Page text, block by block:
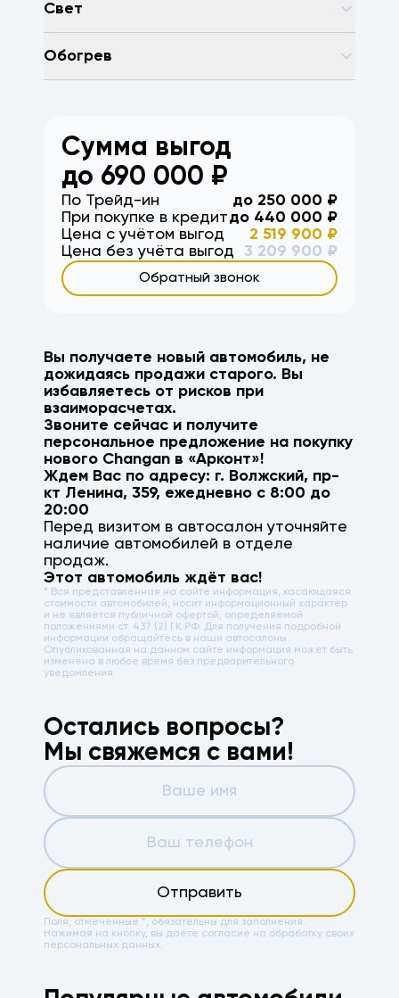
Свет
Обогрев
Сумма выгод
до 690 000 ₽
По Трейд-ин до 250 000 ₽
При покупке в кредитдо 440 000 ₽
Цена с учётом выгод
2 519 900 ₽
Цена без учёта выгод
3 209 900 ₽
Обратный звонок
Вы получаете новый автомобиль, не
дожидаясь продажи старого. Вы
избавляетесь от рисков при
взаиморасчетах.
Звоните сейчас и получите
персональное предложение на покупку
нового Changan в «Арконт»!
Ждем Вас по адресу: г. Волжский, пр-
кт Ленина, 359, ежедневно с 8:00 до
20:00
Перед визитом в автосалон уточняйте
наличие автомобилей в отделе
продаж.
Этот автомобиль ждёт вас!
* Вся представленная на сайте информация, касающаяся
стоимости автомобилей, носит информационный характер
и не является публичной офертой, определяемой
положениями ст. 437 (2) ГК РФ. Для получения подробной
информации обращайтесь в наши автосалоны.
Опубликованная на данном сайте информация может быть
изменена в любое время без предварительного
уведомления.
Остались вопросы?
Мы свяжемся с вами!
Отправить
Поля, отмеченные *, обязательны для заполнения.
Нажимая на кнопку, вы даёте согласие на обработку своих
персональных данных.